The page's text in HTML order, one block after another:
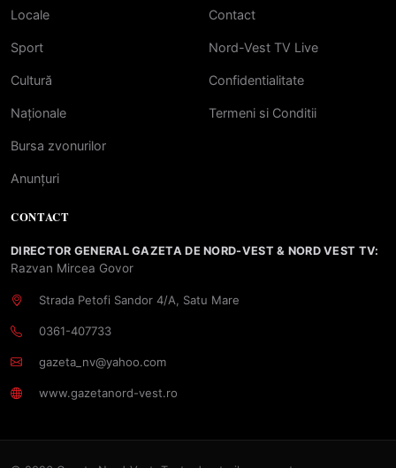
Locale
Sport
Cultură
Naționale
Bursa zvonurilor
Anunțuri
Contact
Nord-Vest TV Live
Confidentialitate
Termeni si Conditii
CONTACT
DIRECTOR GENERAL GAZETA DE NORD-VEST & NORD VEST TV:
Razvan Mircea Govor
Strada Petofi Sandor 4/A, Satu Mare
0361-407733
gazeta_nv@yahoo.com
www.gazetanord-vest.ro